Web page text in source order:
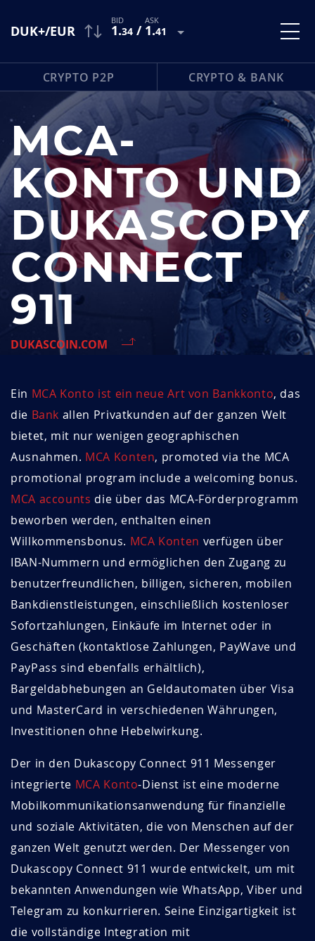
DUK+/EUR 1.34 / 1.41
CRYPTO P2P CRYPTO & BANK
DUKASCOIN.COM
MCA-
KONTO UND
DUKASCOPY
CONNECT
911
Ein MCA Konto ist ein neue Art von Bankkonto, das
die Bank allen Privatkunden auf der ganzen Welt
bietet, mit nur wenigen geographischen
Ausnahmen. MCA Konten, promoted via the MCA
promotional program include a welcoming bonus.
MCA accounts die über das MCA-Förderprogramm
beworben werden, enthalten einen
Willkommensbonus. MCA Konten verfügen über
IBAN-Nummern und ermöglichen den Zugang zu
benutzerfreundlichen, billigen, sicheren, mobilen
Bankdienstleistungen, einschließlich kostenloser
Sofortzahlungen, Einkäufe im Internet oder in
Geschäften (kontaktlose Zahlungen, PayWave und
PayPass sind ebenfalls erhältlich),
Bargeldabhebungen an Geldautomaten über Visa
und MasterCard in verschiedenen Währungen,
Investitionen ohne Hebelwirkung.
Der in den Dukascopy Connect 911 Messenger
integrierte MCA Konto-Dienst ist eine moderne
Mobilkommunikationsanwendung für finanzielle
und soziale Aktivitäten, die von Menschen auf der
ganzen Welt genutzt werden. Der Messenger von
Dukascopy Connect 911 wurde entwickelt, um mit
bekannten Anwendungen wie WhatsApp, Viber und
Telegram zu konkurrieren. Seine Einzigartigkeit ist
die vollständige Integration mit